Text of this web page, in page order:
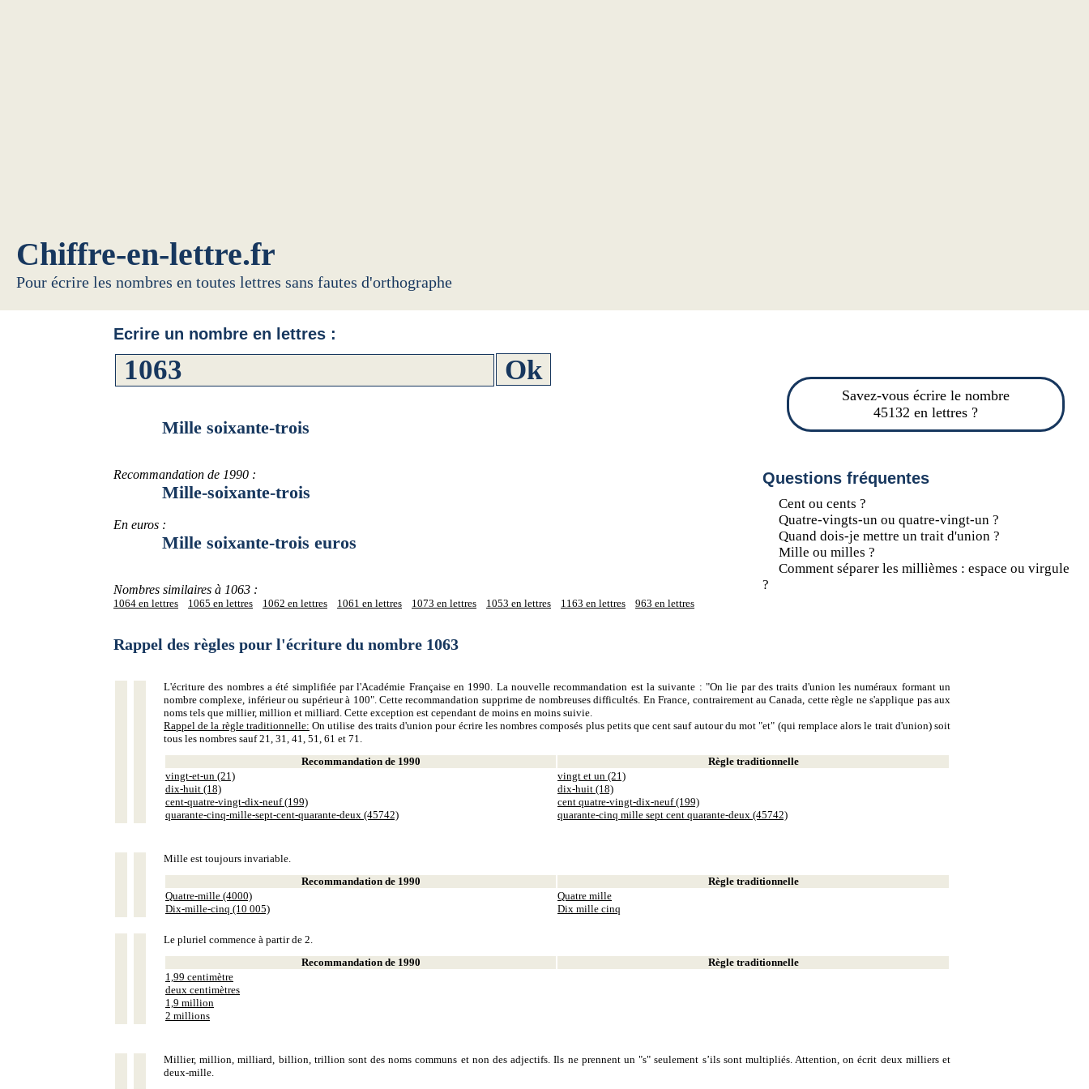
Chiffre-en-lettre.fr
Pour écrire les nombres en toutes lettres sans fautes d'orthographe
Savez-vous écrire le nombre
45132 en lettres ?
Questions fréquentes
Cent ou cents ?
Quatre-vingts-un ou quatre-vingt-un ?
Quand dois-je mettre un trait d'union ?
Mille ou milles ?
Comment séparer les millièmes : espace ou virgule
?
Ecrire un nombre en lettres :
Mille soixante-trois
Recommandation de 1990 :
Mille-soixante-trois
En euros :
Mille soixante-trois euros
Nombres similaires à 1063 :
1064 en lettres 1065 en lettres 1062 en lettres 1061 en lettres 1073 en lettres 1053 en lettres 1163 en lettres 963 en lettres
Rappel des règles pour l'écriture du nombre 1063
L'écriture des nombres a été simplifiée par l'Académie Française en 1990. La nouvelle recommandation est la suivante : "On lie par des traits d'union les numéraux formant un
nombre complexe, inférieur ou supérieur à 100". Cette recommandation supprime de nombreuses difficultés. En France, contrairement au Canada, cette règle ne s'applique pas aux
noms tels que millier, million et milliard. Cette exception est cependant de moins en moins suivie.
Rappel de la règle traditionnelle: On utilise des traits d'union pour écrire les nombres composés plus petits que cent sauf autour du mot "et" (qui remplace alors le trait d'union) soit
tous les nombres sauf 21, 31, 41, 51, 61 et 71.
Recommandation de 1990
Règle traditionnelle
vingt-et-un (21)
dix-huit (18)
cent-quatre-vingt-dix-neuf (199)
quarante-cinq-mille-sept-cent-quarante-deux (45742)
vingt et un (21)
dix-huit (18)
cent quatre-vingt-dix-neuf (199)
quarante-cinq mille sept cent quarante-deux (45742)
Mille est toujours invariable.
Recommandation de 1990
Règle traditionnelle
Quatre-mille (4000)
Dix-mille-cinq (10 005)
Quatre mille
Dix mille cinq
Le pluriel commence à partir de 2.
Recommandation de 1990
Règle traditionnelle
1,99 centimètre
deux centimètres
1,9 million
2 millions
Millier, million, milliard, billion, trillion sont des noms communs et non des adjectifs. Ils ne prennent un "s" seulement s’ils sont multipliés. Attention, on écrit deux milliers et
deux-mille.